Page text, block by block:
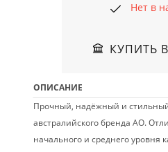
Нет в
КУПИТЬ
ОПИСАНИЕ
Прочный, надёжный и
австралийского бренда AO.
начального и среднего уровня